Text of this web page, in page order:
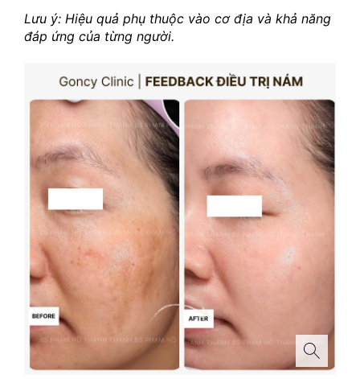
Lưu ý: Hiệu quả phụ thuộc vào cơ địa và khả năng
đáp ứng của từng người.